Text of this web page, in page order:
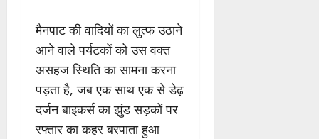
मैनपाट की वादियों का लुत्फ उठाने
आने वाले पर्यटकों को उस वक्त
असहज स्थिति का सामना करना
पड़ता है, जब एक साथ एक से डेढ़
दर्जन बाइकर्स का झुंड सड़कों पर
रफ्तार का कहर बरपाता हुआ